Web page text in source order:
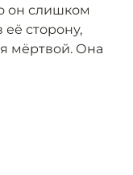
он слишком
сторону,
мёртвой. Она